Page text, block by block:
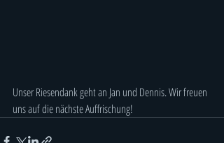
Unser Riesendank geht an Jan und Dennis. Wir freuen
uns auf die nächste Auffrischung!